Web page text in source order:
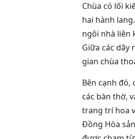
Chùa có lối
hai hành
ngôi nhà liên
Giữa các
gian chùa
Bên cạnh
các bàn thờ,
trang trí hoa
Đồng Hòa